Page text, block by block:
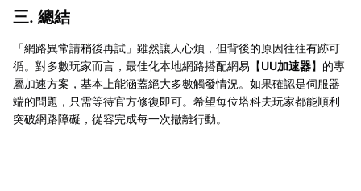
三. 總結
「網路異常請稍後再試」雖然讓人心煩，但背後的原因往往有跡可
循。對多數玩家而言，最佳化本地網路搭配網易【UU加速器】的專
屬加速方案，基本上能涵蓋絕大多數觸發情況。如果確認是伺服器
端的問題，只需等待官方修復即可。希望每位塔科夫玩家都能順利
突破網路障礙，從容完成每一次撤離行動。